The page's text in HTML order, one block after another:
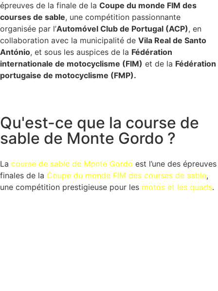
épreuves de la finale de la Coupe du monde FIM des
courses de sable, une compétition passionnante
organisée par l’Automóvel Club de Portugal (ACP), en
collaboration avec la municipalité de Vila Real de Santo
António, et sous les auspices de la Fédération
internationale de motocyclisme (FIM) et de la Fédération
portugaise de motocyclisme (FMP).
Qu'est-ce que la course de
sable de Monte Gordo ?
La course de sable de Monte Gordo est l’une des épreuves
finales de la Coupe du monde FIM des courses de sable,
une compétition prestigieuse pour les motos et les quads.